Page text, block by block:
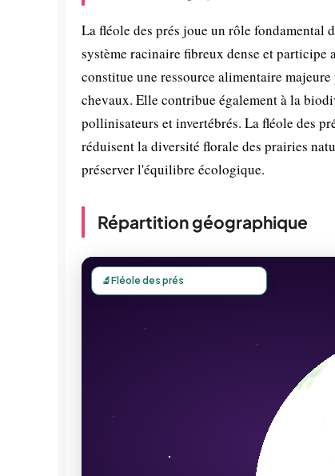
La fléole des prés joue un rôle fondamental
système racinaire fibreux dense et participe
constitue une ressource alimentaire
chevaux. Elle contribue également à la
pollinisateurs et invertébrés. La fléole des
réduisent la diversité florale des prairies
préserver l'équilibre écologique.
Répartition géographique